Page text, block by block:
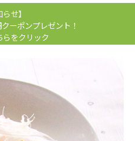
らせ】
ーポンプレゼント！
らをクリック